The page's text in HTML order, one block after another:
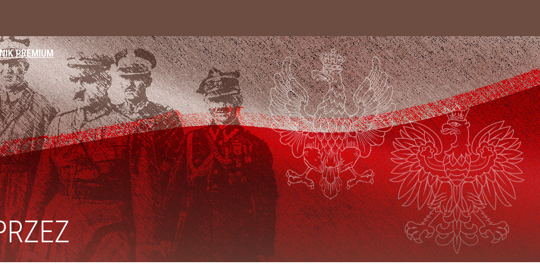
PREMIUM
go Polacy. Sondaż dla „Wprost”
ataki na Ukraińców
roku?